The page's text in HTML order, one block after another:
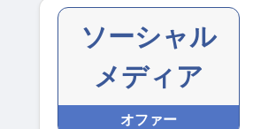
ソーシャル
メディア
オファー